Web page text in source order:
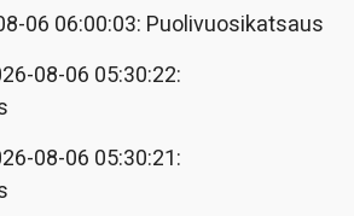
06 06:00:03: Puolivuosikatsaus
08-06 05:30:22:
08-06 05:30:21: